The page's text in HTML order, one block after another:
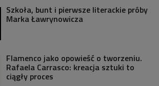
Szkoła, bunt i pierwsze literackie próby
Marka Ławrynowicza
Flamenco jako opowieść o tworzeniu.
Rafaela Carrasco: kreacja sztuki to
ciągły proces